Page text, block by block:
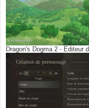
Dragon's Dogma 2 - Editeur